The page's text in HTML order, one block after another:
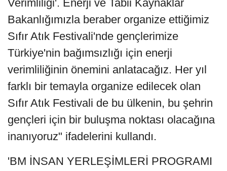
Verimliliği'. Enerji ve Tabii Kaynaklar
Bakanlığımızla beraber organize ettiğimiz
Sıfır Atık Festivali'nde gençlerimize
Türkiye'nin bağımsızlığı için enerji
verimliliğinin önemini anlatacağız. Her yıl
farklı bir temayla organize edilecek olan
Sıfır Atık Festivali de bu ülkenin, bu şehrin
gençleri için bir buluşma noktası olacağına
inanıyoruz" ifadelerini kullandı.
'BM İNSAN YERLEŞİMLERİ PROGRAMI